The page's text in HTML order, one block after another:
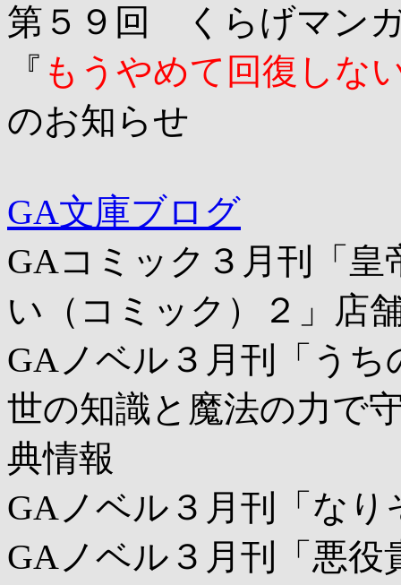
第５９回 くらげマン
『 もうやめて回復しな
のお知らせ
GA文庫ブログ
GAコミック３月刊「
い（コミック）２」店
GAノベル３月刊「う
世の知識と魔法の力で
典情報
GAノベル３月刊「な
GAノベル３月刊「悪役